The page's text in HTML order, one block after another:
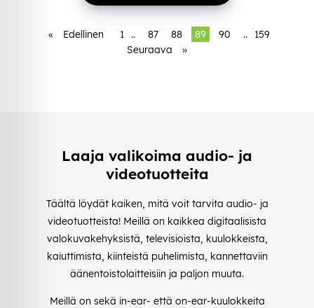
« Edellinen 1 .. 87 88 89 90 ..
159
Seuraava
»
Laaja valikoima audio- ja
videotuotteita
Täältä löydät kaiken, mitä voit tarvita audio- ja
videotuotteista! Meillä on kaikkea digitaalisista
valokuvakehyksistä, televisioista, kuulokkeista,
kaiuttimista, kiinteistä puhelimista, kannettaviin
äänentoistolaitteisiin ja paljon muuta.
Meillä on sekä in-ear- että on-ear-kuulokkeita